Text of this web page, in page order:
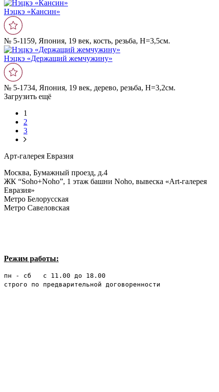
Нэцкэ «Кансин»
№ 5-1159, Япония, 19 век, кость, резьба, Н=3,5см.
Нэцкэ «Держащий жемчужину»
№ 5-1734, Япония, 19 век, дерево, резьба, Н=3,2см.
Загрузить ещё
1
2
3
Арт-галерея Евразия
Москва, Бумажный проезд, д.4
ЖК “Soho+Noho”, 1 этаж башни Noho, вывеска «Art-галерея
Евразия»
Метро Белорусская
Метро Савеловская
Режим работы:
пн - сб с 11.00 до 18.00
строго по предварительной договоренности